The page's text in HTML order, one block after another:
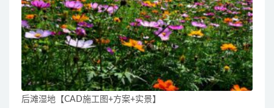
后滩湿地【CAD施工图+方案+实景】